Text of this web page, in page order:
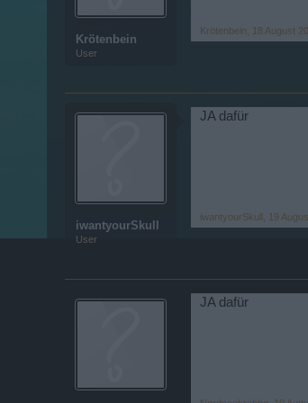
Krötenbein
User
Krötenbein 18 August
iwantyourSkull
User
JA dafür
iwantyourSkull 19
JA dafür